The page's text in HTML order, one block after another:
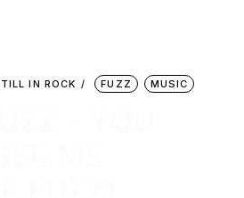
IN ROCK FUZZ MUSIC